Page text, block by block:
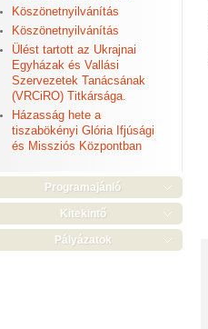
Köszönetnyilvánítás
Köszönetnyilvánítás
Ülést tartott az Ukrajnai
Egyházak és Vallási
Szervezetek Tanácsának
(VRCiRO) Titkársága.
Házasság hete a
tiszabökényi Glória Ifjúsági
és Missziós Központban
Programajánló
Kitekintő
Pályázatok